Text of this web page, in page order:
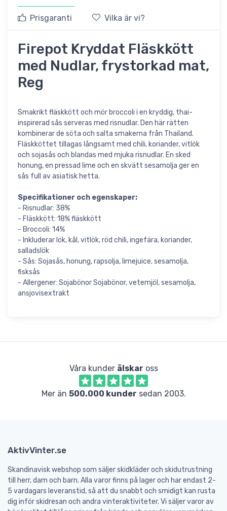
Prisgaranti Vilka är vi?
Firepot Kryddat Fläskkött
med Nudlar, frystorkad mat,
Reg
Smakrikt fläskkött och mör broccoli i en kryddig, thai-
inspirerad sås serveras med risnudlar. Den här rätten
kombinerar de söta och salta smakerna från Thailand.
Fläskköttet tillagas långsamt med chili, koriander, vitlök
och sojasås och blandas med mjuka risnudlar. En sked
honung, en pressad lime och en skvätt sesamolja ger en
sås full av asiatisk hetta.
Specifikationer och egenskaper:
- Risnudlar: 38%
- Fläskkött: 18% fläskkött
- Broccoli: 14%
- Inkluderar lök, kål, vitlök, röd chili, ingefära, koriander,
salladslök
- Sås: Sojasås, honung, rapsolja, limejuice, sesamolja,
fisksås
- Allergener: Sojabönor Sojabönor, vetemjöl, sesamolja,
ansjovisextrakt
Våra kunder älskar oss
Mer än 500.000 kunder sedan 2003.
AktivVinter.se
Skandinavisk webshop som säljer skidkläder och skidutrustning
till herr, dam och barn. Alla varor finns på lager och har endast 2-
5 vardagars leveranstid, så att du snabbt och smidigt kan rusta
dig inför skidresan och andra vinteraktiviteter. Vi säljer varor av